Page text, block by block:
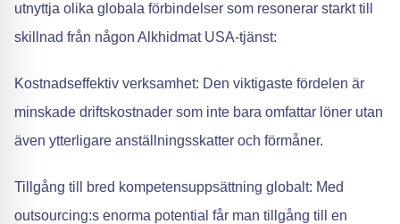
utnyttja olika globala förbindelser som resonerar starkt till
skillnad från någon Alkhidmat USA-tjänst:
Kostnadseffektiv verksamhet: Den viktigaste fördelen är
minskade driftskostnader som inte bara omfattar löner utan
även ytterligare anställningsskatter och förmåner.
Tillgång till bred kompetensuppsättning globalt: Med
outsourcing:s enorma potential får man tillgång till en